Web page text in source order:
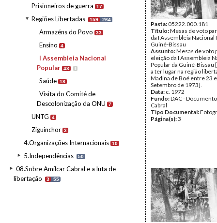
Prisioneiros de guerra 17
Regiões Libertadas 159 264
Armazéns do Povo 33
Ensino 4
I Assembleia Nacional
Popular 43 I
Saúde 18
Visita do Comité de
Descolonização da ONU
7
UNTG 4
Ziguinchor 3
4.Organizações Internacionais 10
5.Independências 50
08.Sobre Amílcar Cabral e a luta de
libertação
3 55
Pasta:05222.000.181
Título:Mesas de voto
da I Assembleia Nacional
Guiné-Bissau
Assunto:Mesas de voto
eleição da I Assembleia
Popular da Guiné-Bissau
a ter lugar na região
Madina de Boé entre 23
Setembro de 1973].
Data: c. 1972
Fundo:DAC -
Cabral
Tipo Documental:
Página(s):3